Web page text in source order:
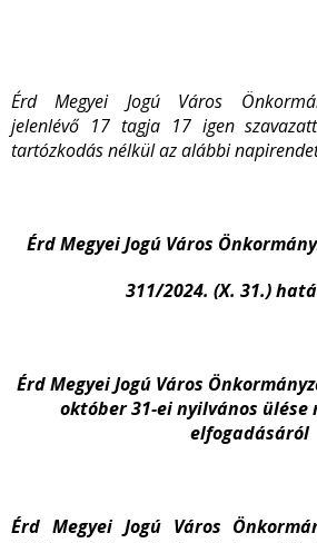
Érd Megyei Jogú Város
jelenlévő 17 tagja 17 igen
tartózkodás nélkül az alábbi
Érd Megyei Jogú Város
311/2024. (X. 31.)
Érd Megyei Jogú Város
október 31-ei nyilvános
elfogadásáról
Érd Megyei Jogú Város